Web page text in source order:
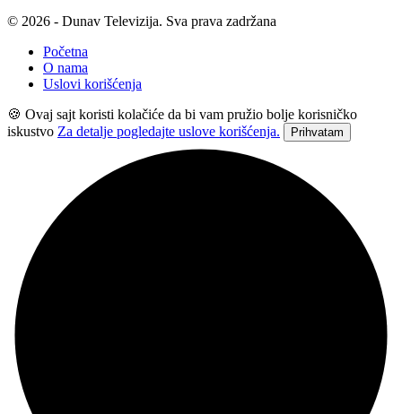
© 2026 - Dunav Televizija. Sva prava zadržana
Početna
O nama
Uslovi korišćenja
🍪 Ovaj sajt koristi kolačiće da bi vam pružio bolje korisničko
iskustvo Za detalje pogledajte uslove korišćenja. Prihvatam